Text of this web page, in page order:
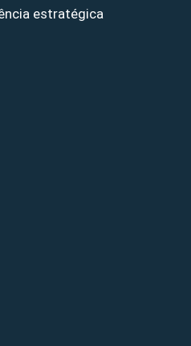
estratégica